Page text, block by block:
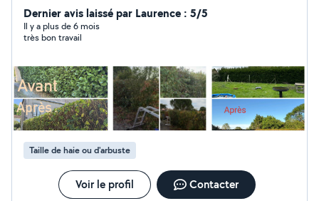
cartons , etc Taille de haie Désherbage
Dernier avis laissé par Laurence : 5/5
Il y a plus de 6 mois
très bon travail
Taille de haie ou d'arbuste
Voir le profil Contacter